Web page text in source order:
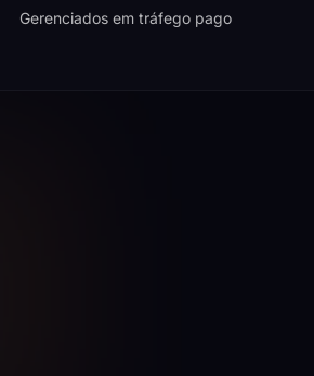
Gerenciados em tráfego pago